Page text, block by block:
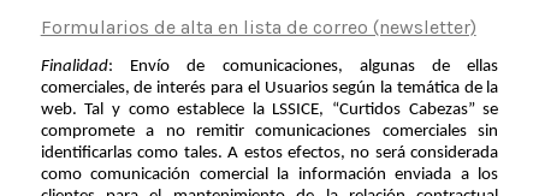
Formularios de alta en lista de correo (newsletter)
Finalidad:
Envío de comunicaciones, algunas de ellas
comerciales, de interés para el Usuarios según la temática de la
web. Tal y como establece la LSSICE, “Curtidos Cabezas” se
compromete a no remitir comunicaciones comerciales sin
identificarlas como tales. A estos efectos, no será considerada
como comunicación comercial la información enviada a los